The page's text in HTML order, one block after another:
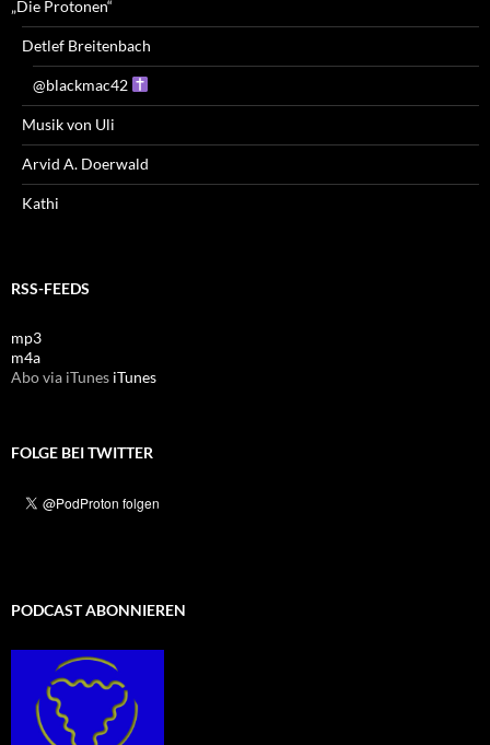
„Die Protonen“
Detlef Breitenbach
@blackmac42
Musik von Uli
Arvid A. Doerwald
Kathi
RSS-FEEDS
mp3
m4a
Abo via iTunes iTunes
FOLGE BEI TWITTER
PODCAST ABONNIEREN